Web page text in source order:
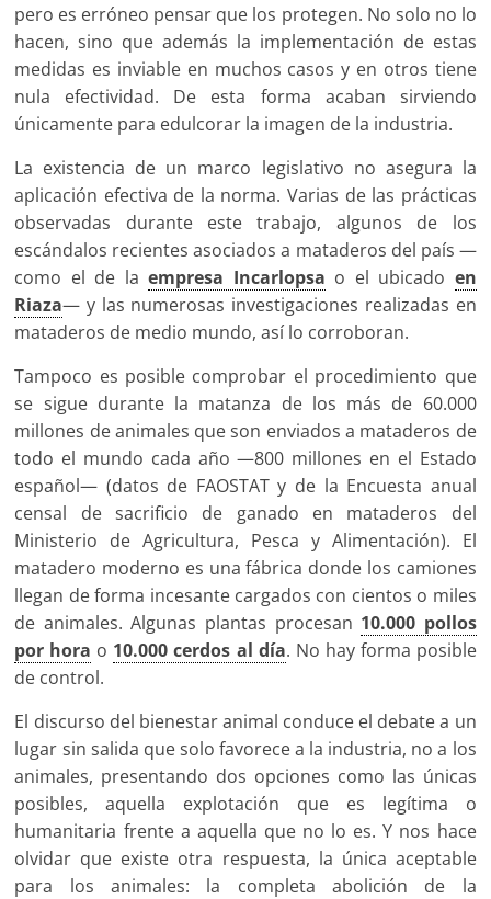
pero es erróneo pensar que los protegen. No solo no lo
hacen, sino que además la implementación de estas
medidas es inviable en muchos casos y en otros tiene
nula efectividad. De esta forma acaban sirviendo
únicamente para edulcorar la imagen de la industria.
La existencia de un marco legislativo no asegura la
aplicación efectiva de la norma. Varias de las prácticas
observadas durante este trabajo, algunos de los
escándalos recientes asociados a mataderos del país —
como el de laempresa Incarlopsa o el ubicado en
Riaza— y las numerosas investigaciones realizadas en
mataderos de medio mundo, así lo corroboran.
Tampoco es posible comprobar el procedimiento que
se sigue durante la matanza de los más de 60.000
millones de animales que son enviados a mataderos de
todo el mundo cada año —800 millones en el Estado
español— (datos de FAOSTAT y de la Encuesta anual
censal de sacrificio de ganado en mataderos del
Ministerio de Agricultura, Pesca y Alimentación). El
matadero moderno es una fábrica donde los camiones
llegan de forma incesante cargados con cientos o miles
de animales. Algunas plantas procesan 10.000 pollos
por hora o 10.000 cerdos al día. No hay forma posible
de control.
El discurso del bienestar animal conduce el debate a un
lugar sin salida que solo favorece a la industria, no a los
animales, presentando dos opciones como las únicas
posibles, aquella explotación que es legítima o
humanitaria frente a aquella que no lo es. Y nos hace
olvidar que existe otra respuesta, la única aceptable
para los animales: la completa abolición de la